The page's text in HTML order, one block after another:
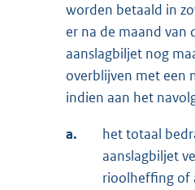
worden betaald in
er na de maand van
aanslagbiljet nog
overblijven met een
indien aan het
a.
het totaal
aanslagbiljet
rioolheffing of